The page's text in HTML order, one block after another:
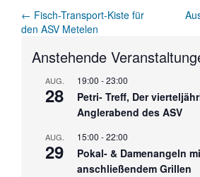
Artikel-
Navigation
← Fisch-Transport-Kiste für
den ASV Metelen
Anstehende
AUG.
28
19:00 -23:00
Petri- Treff, Der
Anglerabend des ASV
AUG.
29
15:00 -22:00
Pokal- & Damenangeln
anschließendem Grillen